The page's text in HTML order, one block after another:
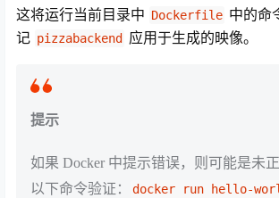
这将运行当前目录中 Dockerfile 中的命
记 pizzabackend 应用于生成的映像。
提示
如果 Docker 中提示错误，则可能是未
以下命令验证：
docker run hello-